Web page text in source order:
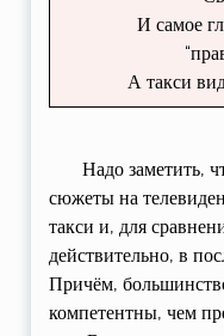
И самое
А такси
Надо заметить,
сюжеты на
такси и, для
действительно, в
Причём,
компетентны, чем